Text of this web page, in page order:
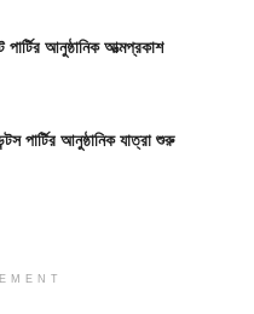
পার্টির আনুষ্ঠানিক আত্মপ্রকাশ
পার্টির আনুষ্ঠানিক যাত্রা শুরু